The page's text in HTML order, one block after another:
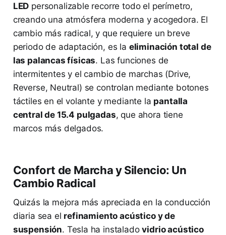
LED personalizable recorre todo el perímetro,
creando una atmósfera moderna y acogedora. El
cambio más radical, y que requiere un breve
periodo de adaptación, es la eliminación total de
las palancas físicas. Las funciones de
intermitentes y el cambio de marchas (Drive,
Reverse, Neutral) se controlan mediante botones
táctiles en el volante y mediante la pantalla
central de 15.4 pulgadas, que ahora tiene
marcos más delgados.
Confort de Marcha y Silencio: Un
Cambio Radical
Quizás la mejora más apreciada en la conducción
diaria sea el refinamiento acústico y de
suspensión. Tesla ha instaladovidrio acústico